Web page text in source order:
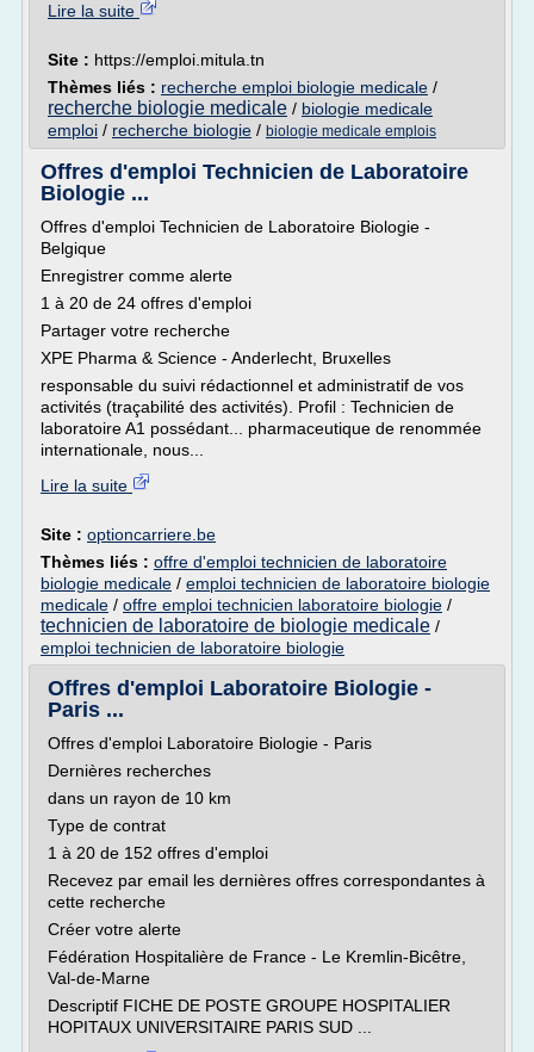
Lire la suite
Site : https://emploi.mitula.tn
Thèmes liés : recherche emploi biologie medicale /
recherche biologie medicale / biologie medicale
emploi / recherche biologie / biologie medicale emplois
Offres d'emploi Technicien de Laboratoire
Biologie ...
Offres d'emploi Technicien de Laboratoire Biologie -
Belgique
Enregistrer comme alerte
1 à 20 de 24 offres d'emploi
Partager votre recherche
XPE Pharma & Science - Anderlecht, Bruxelles
responsable du suivi rédactionnel et administratif de vos
activités (traçabilité des activités). Profil : Technicien de
laboratoire A1 possédant... pharmaceutique de renommée
internationale, nous...
Lire la suite
Site : optioncarriere.be
Thèmes liés : offre d'emploi technicien de laboratoire
biologie medicale / emploi technicien de laboratoire biologie
medicale / offre emploi technicien laboratoire biologie /
technicien de laboratoire de biologie medicale /
emploi technicien de laboratoire biologie
Offres d'emploi Laboratoire Biologie -
Paris ...
Offres d'emploi Laboratoire Biologie - Paris
Dernières recherches
dans un rayon de 10 km
Type de contrat
1 à 20 de 152 offres d'emploi
Recevez par email les dernières offres correspondantes à
cette recherche
Créer votre alerte
Fédération Hospitalière de France - Le Kremlin-Bicêtre,
Val-de-Marne
Descriptif FICHE DE POSTE GROUPE HOSPITALIER
HOPITAUX UNIVERSITAIRE PARIS SUD ...